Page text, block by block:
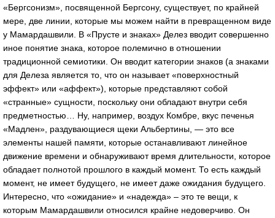
«Бергсонизм», посвященной Бергсону, существует, по крайней
мере, две линии, которые мы можем найти в превращенном виде
у Мамардашвили. В «Прусте и знаках» Делез вводит совершенно
иное понятие знака, которое полемично в отношении
традиционной семиотики. Он вводит категории знаков (а знаками
для Делеза является то, что он называет «поверхностный
эффект» или «аффект»), которые представляют собой
«странные» сущности, поскольку они обладают внутри себя
предметностью… Ну, например, воздух Комбре, вкус печенья
«Мадлен», раздувающиеся щеки Альбертины, — это все
элементы нашей памяти, которые останавливают линейное
движение времени и обнаруживают время длительности, которое
обладает полнотой прошлого в каждый момент. То есть каждый
момент, не имеет будущего, не имеет даже ожидания будущего.
Интересно, что «ожидание» и «надежда» – это те вещи, к
которым Мамардашвили относился крайне недоверчиво. Он